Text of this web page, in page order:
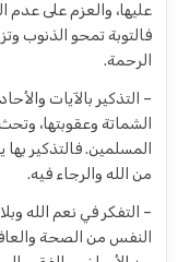
عليها، والعزم على عدم
فالتوبة تمحو الذنوب
الرحمة.
– التذكير بالآيات
الشماتة وعقوبتها،
المسلمين. فالتذكير
من الله والرجاء فيه.
– التفكر في نعم الله
النفس من الصحة